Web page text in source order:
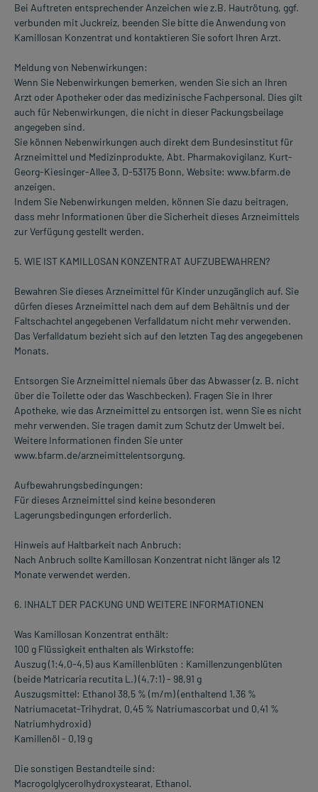
Bei Auftreten entsprechender Anzeichen wie z.B. Hautrötung, ggf.
verbunden mit Juckreiz, beenden Sie bitte die Anwendung von
Kamillosan Konzentrat und kontaktieren Sie sofort Ihren Arzt.
Meldung von Nebenwirkungen:
Wenn Sie Nebenwirkungen bemerken, wenden Sie sich an Ihren
Arzt oder Apotheker oder das medizinische Fachpersonal. Dies gilt
auch für Nebenwirkungen, die nicht in dieser Packungsbeilage
angegeben sind.
Sie können Nebenwirkungen auch direkt dem Bundesinstitut für
Arzneimittel und Medizinprodukte, Abt. Pharmakovigilanz, Kurt-
Georg-Kiesinger-Allee 3, D-53175 Bonn, Website: www.bfarm.de
anzeigen.
Indem Sie Nebenwirkungen melden, können Sie dazu beitragen,
dass mehr Informationen über die Sicherheit dieses Arzneimittels
zur Verfügung gestellt werden.
5. WIE IST KAMILLOSAN KONZENTRAT AUFZUBEWAHREN?
Bewahren Sie dieses Arzneimittel für Kinder unzugänglich auf. Sie
dürfen dieses Arzneimittel nach dem auf dem Behältnis und der
Faltschachtel angegebenen Verfalldatum nicht mehr verwenden.
Das Verfalldatum bezieht sich auf den letzten Tag des angegebenen
Monats.
Entsorgen Sie Arzneimittel niemals über das Abwasser (z. B. nicht
über die Toilette oder das Waschbecken). Fragen Sie in Ihrer
Apotheke, wie das Arzneimittel zu entsorgen ist, wenn Sie es nicht
mehr verwenden. Sie tragen damit zum Schutz der Umwelt bei.
Weitere Informationen finden Sie unter
www.bfarm.de/arzneimittelentsorgung.
Aufbewahrungsbedingungen:
Für dieses Arzneimittel sind keine besonderen
Lagerungsbedingungen erforderlich.
Hinweis auf Haltbarkeit nach Anbruch:
Nach Anbruch sollte Kamillosan Konzentrat nicht länger als 12
Monate verwendet werden.
6. INHALT DER PACKUNG UND WEITERE INFORMATIONEN
Was Kamillosan Konzentrat enthält:
100 g Flüssigkeit enthalten als Wirkstoffe:
Auszug (1:4,0-4,5) aus Kamillenblüten : Kamillenzungenblüten
(beide Matricaria recutita L.) (4,7:1) - 98,91 g
Auszugsmittel: Ethanol 38,5 % (m/m) (enthaltend 1,36 %
Natriumacetat-Trihydrat, 0,45 % Natriumascorbat und 0,41 %
Natriumhydroxid)
Kamillenöl - 0,19 g
Die sonstigen Bestandteile sind:
Macrogolglycerolhydroxystearat, Ethanol.